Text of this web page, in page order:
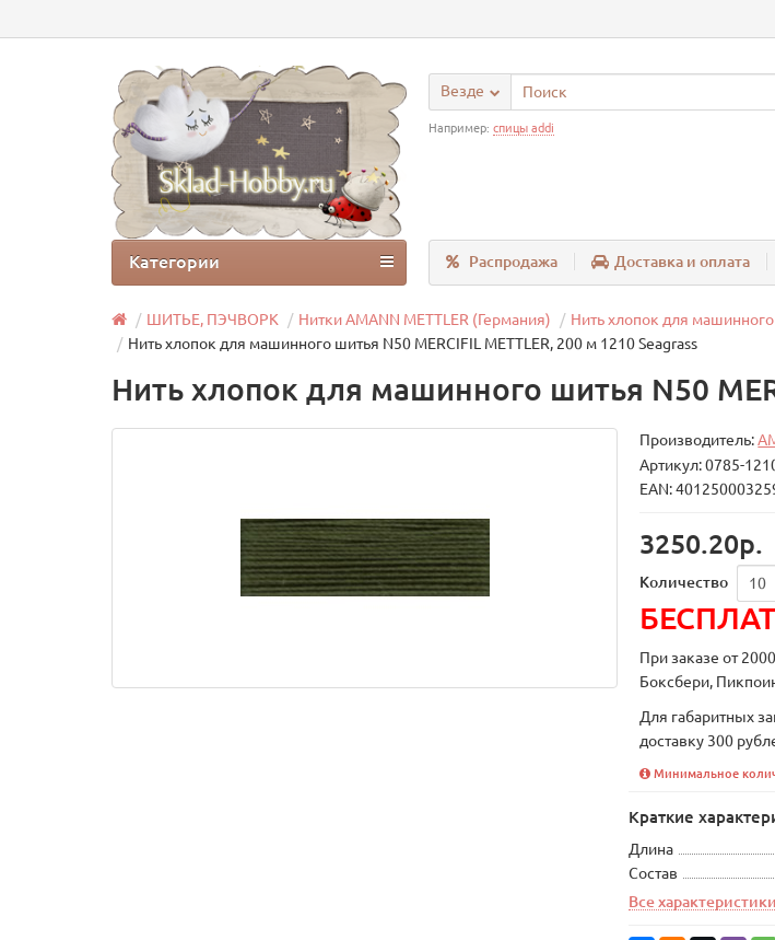
Везде
Например: спицы addi
Распродажа Доставка и оплата
Категории
ШИТЬЕ, ПЭЧВОРК Нитки AMANN METTLER (Германия)
Нить хлопок для
Нить хлопок для машинного шитья N50 MERCIFIL METTLER, 200 м 1210 Seagrass
Нить хлопок для машинного шитья N50
Производитель:
Артикул: 0785-
EAN:
3250.20р.
Количество
При заказе от
Боксбери,
Для габаритных
доставку 300
Минимальное
Краткие
Длина
Состав
Все характеристики